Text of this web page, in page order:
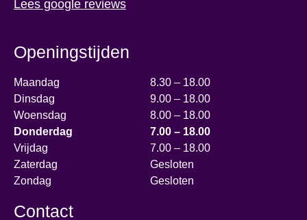
Lees google reviews
Openingstijden
Maandag
8.30 – 18.00
Dinsdag
9.00 – 18.00
Woensdag
8.00 – 18.00
Donderdag
7.00 – 18.00
Vrijdag
7.00 – 18.00
Zaterdag
Gesloten
Zondag
Gesloten
Contact